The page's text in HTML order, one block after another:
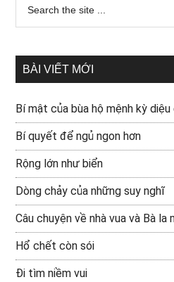
BÀI VIẾT MỚI
Bí mật của bùa hộ mệnh kỳ
Bí quyết để ngủ ngon hơn
Rộng lớn như biển
Dòng chảy của những suy nghĩ
Câu chuyện về nhà vua và Bà la
Hổ chết còn sói
Đi tìm niềm vui